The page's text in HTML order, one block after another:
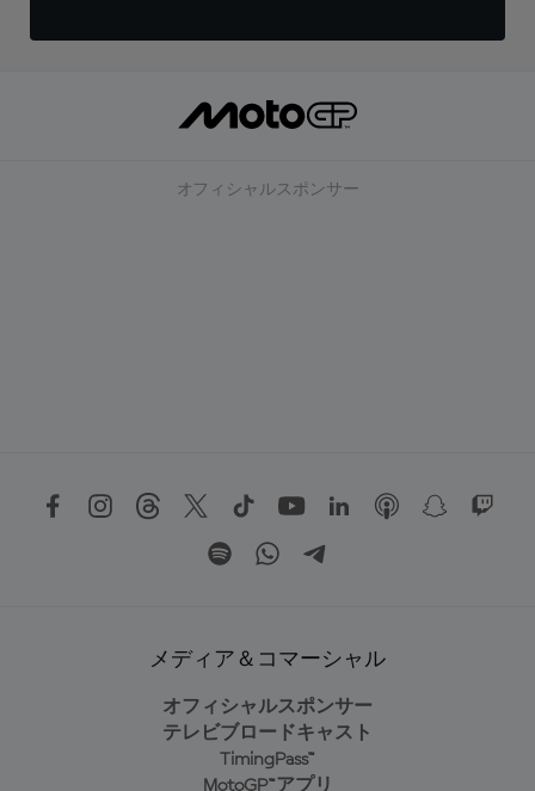
オフィシャルスポンサー
メディア＆コマーシャル
オフィシャルスポンサー
テレビブロードキャスト
TimingPass™
MotoGP™アプリ